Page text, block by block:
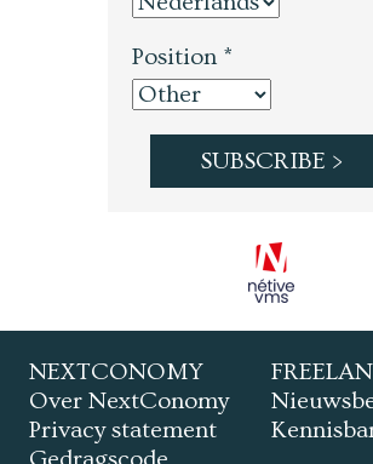
Position *
NEXTCONOMY
Over NextConomy
Privacy statement